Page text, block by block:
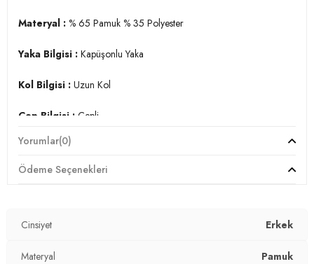
3DK1541SIMSEK.292
Materyal : % 65 Pamuk % 35 Polyester
Yaka Bilgisi : KapüşonluYaka
Kol Bilgisi : Uzun Kol
Cep Bilgisi : Cepli
Kalıp :Standart Fit
Manken Ölçüsü :Kilo : 82 kg / Boy : 1.84 cm / Göğüs : 98
YERLİ ÜRETİM
Yorumlar(0)
Ödeme Seçenekleri
Cinsiyet Erkek
Materyal Pamuk